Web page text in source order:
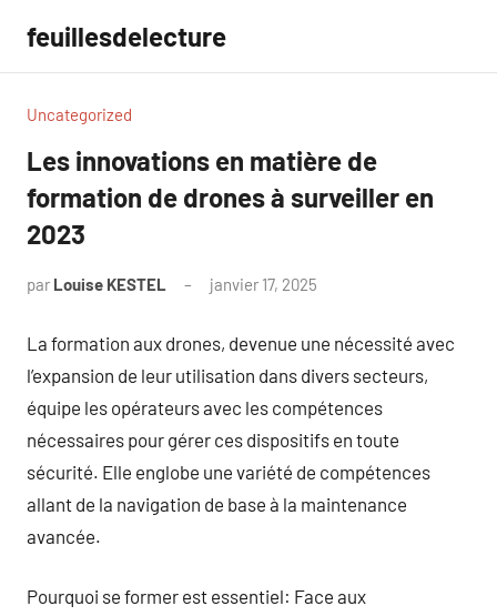
contenu
feuillesdelecture
Uncategorized
Les innovations en matière de
formation de drones à surveiller en
2023
par Louise KESTEL janvier 17, 2025
La formation aux drones, devenue une nécessité avec
l’expansion de leur utilisation dans divers secteurs,
équipe les opérateurs avec les compétences
nécessaires pour gérer ces dispositifs en toute
sécurité. Elle englobe une variété de compétences
allant de la navigation de base à la maintenance
avancée.
Pourquoi se former est essentiel: Face aux